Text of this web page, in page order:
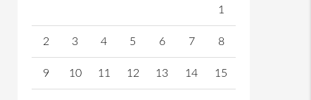
1
2 3 4 5 6 7 8
9 10 11 12 13 14 15